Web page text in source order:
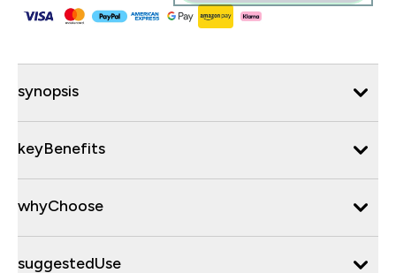
synopsis
keyBenefits
whyChoose
suggestedUse